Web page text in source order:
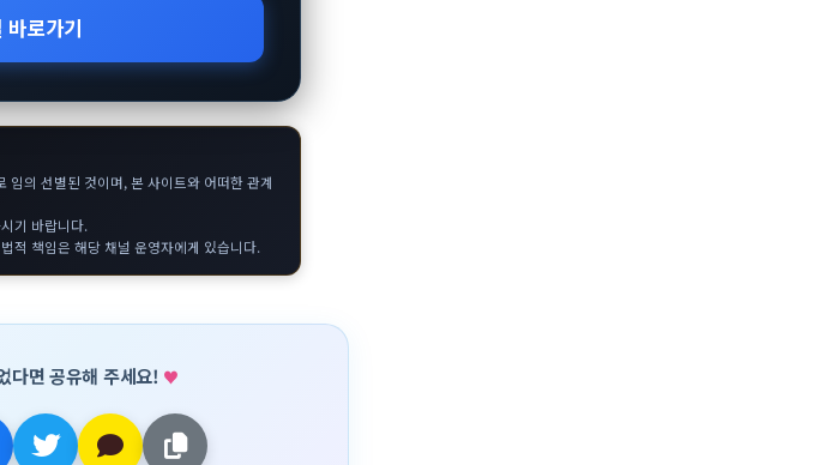
바로가기
임의 선별된 것이며, 본 사이트와 어떠한 관계
기 바랍니다.
적 책임은 해당 채널 운영자에게 있습니다.
다면 공유해 주세요!